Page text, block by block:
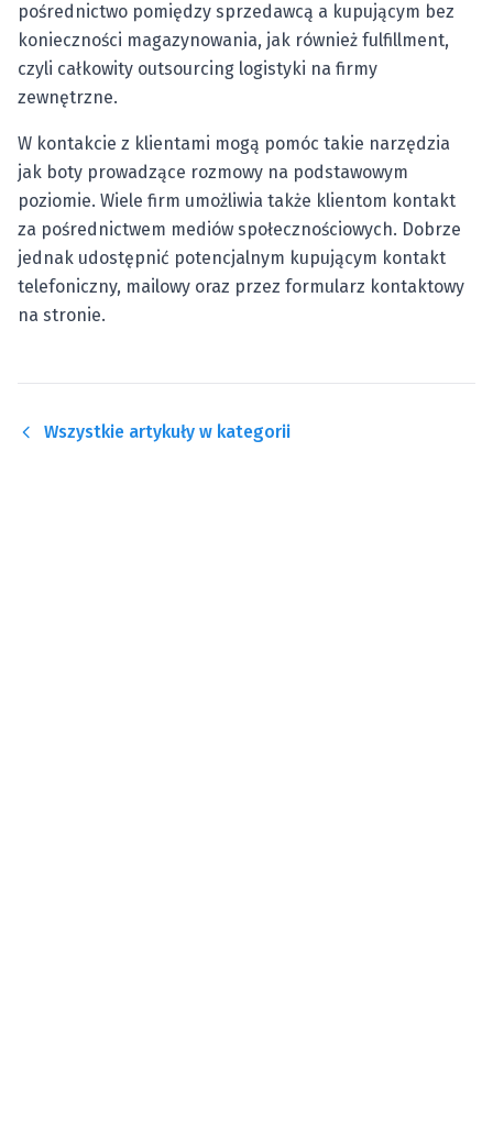
pośrednictwo pomiędzy sprzedawcą a kupującym bez
konieczności magazynowania, jak również fulfillment,
czyli całkowity outsourcing logistyki na firmy
zewnętrzne.
W kontakcie z klientami mogą pomóc takie narzędzia
jak boty prowadzące rozmowy na podstawowym
poziomie. Wiele firm umożliwia także klientom kontakt
za pośrednictwem mediów społecznościowych. Dobrze
jednak udostępnić potencjalnym kupującym kontakt
telefoniczny, mailowy oraz przez formularz kontaktowy
na stronie.
Wszystkie artykuły w kategorii